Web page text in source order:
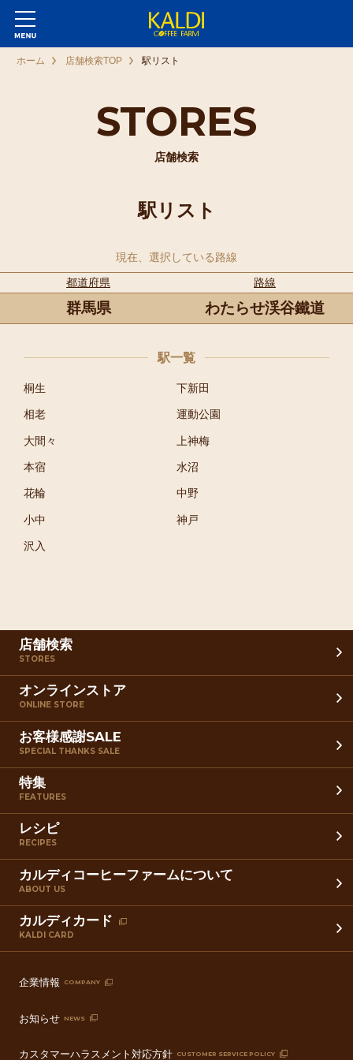
STORES
店舗検索
ホーム 店舗検索TOP 駅リスト
駅リスト
現在、選択している路線
都道府県
路線
群馬県 わたらせ渓谷鐵道
駅一覧
桐生 下新田
相老 運動公園
大間々 上神梅
本宿 水沼
花輪 中野
小中 神戸
沢入
店舗検索
STORES
オンラインストア
ONLINE STORE
お客様感謝SALE
SPECIAL THANKS SALE
特集
FEATURES
レシピ
RECIPES
カルディコーヒーファームについて
ABOUT US
カルディカード
KALDI CARD
企業情報 COMPANY
お知らせ NEWS
カスタマーハラスメント対応方針 CUSTOMER SERVICE POLICY